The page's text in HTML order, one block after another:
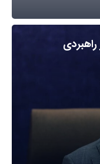
راهبردی